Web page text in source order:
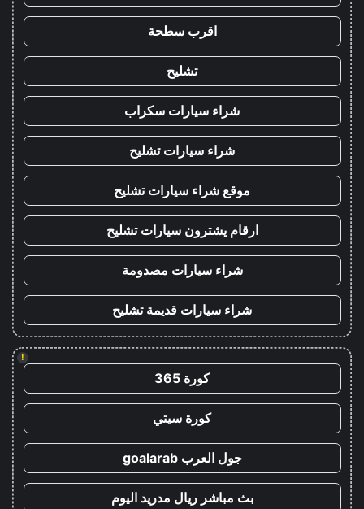
اقرب سطحة
تشليح
شراء سيارات سكراب
شراء سيارات تشليح
موقع شراء سيارات تشليح
ارقام يشترون سيارات تشليح
شراء سيارات مصدومة
شراء سيارات قديمة تشليح
!
كورة 365
كورة سيتي
جول العرب goalarab
بث مباشر ريال مدريد اليوم